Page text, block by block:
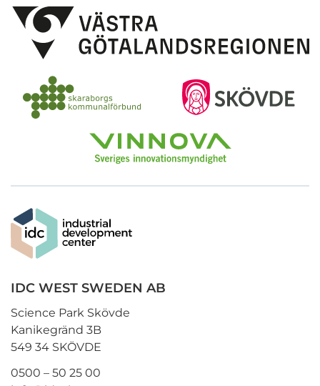
IDC WEST SWEDEN AB
Science Park Skövde
Kanikegränd 3B
549 34 SKÖVDE
0500 – 50 25 00